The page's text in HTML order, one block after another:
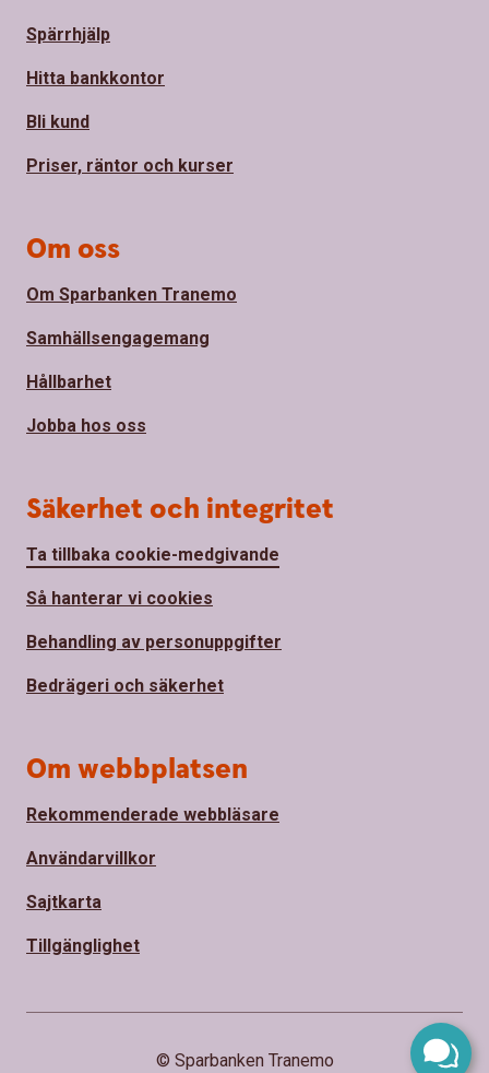
Spärrhjälp
Hitta bankkontor
Bli kund
Priser, räntor och kurser
Om oss
Om Sparbanken Tranemo
Samhällsengagemang
Hållbarhet
Jobba hos oss
Säkerhet och integritet
Ta tillbaka cookie-medgivande
Så hanterar vi cookies
Behandling av personuppgifter
Bedrägeri och säkerhet
Om webbplatsen
Rekommenderade webbläsare
Användarvillkor
Sajtkarta
Tillgänglighet
© Sparbanken Tranemo